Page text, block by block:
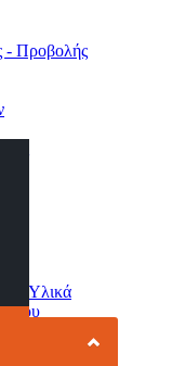
- Προβολής
- Υλικά